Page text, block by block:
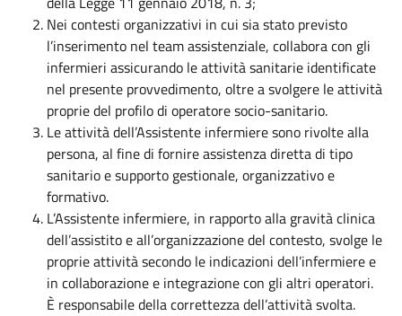
Nei contesti organizzativi in cui sia stato previsto
l’inserimento nel team assistenziale, collabora con gli
infermieri assicurando le attività sanitarie identificate
nel presente provvedimento, oltre a svolgere le attività
proprie del profilo di operatore socio-sanitario.
Le attività dell’Assistente infermiere sono rivolte alla
persona, al fine di fornire assistenza diretta di tipo
sanitario e supporto gestionale, organizzativo e
formativo.
L’Assistente infermiere, in rapporto alla gravità clinica
dell’assistito e all’organizzazione del contesto, svolge le
proprie attività secondo le indicazioni dell’infermiere e
in collaborazione e integrazione con gli altri operatori.
È responsabile della correttezza dell’attività svolta.